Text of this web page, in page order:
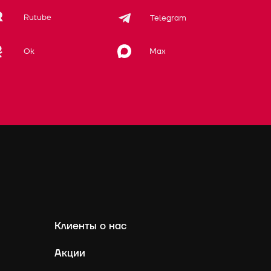
Rutube Telegram
Ok Max
Клиенты о нас
Акции